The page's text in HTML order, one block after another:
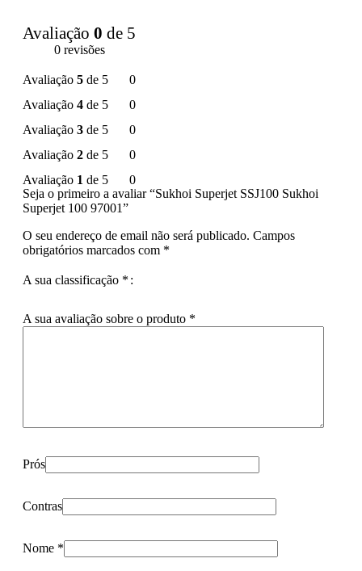
Avaliação 0 de 5
0 revisões
Avaliação 5 de 5
0
Avaliação 4 de 5
0
Avaliação 3 de 5
0
Avaliação 2 de 5
0
Avaliação 1 de 5
0
Seja o primeiro a avaliar “Sukhoi Superjet SSJ100 Sukhoi
Superjet 100 97001”
O seu endereço de email não será publicado. Campos
obrigatórios marcados com *
A sua classificação *
A sua avaliação sobre o produto *
Prós
Contras
Nome *